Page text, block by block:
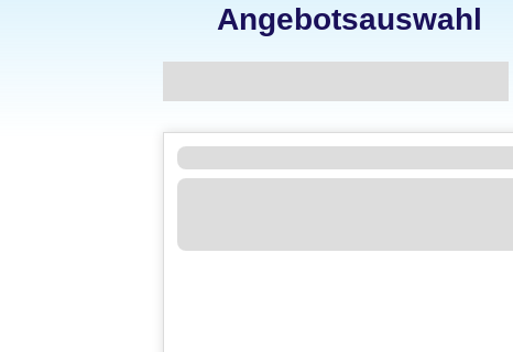
Angebotsauswahl